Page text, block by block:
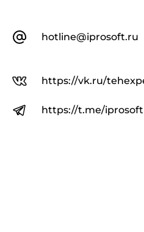
hotline@iprosoft.ru
https://vk.ru/
https://t.me/iprosoft